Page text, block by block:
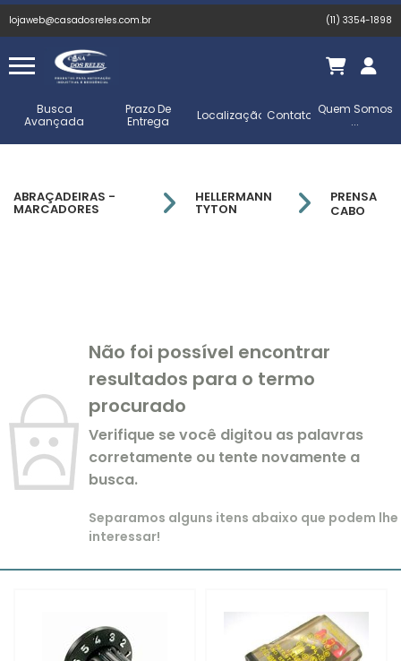
lojaweb@casadosreles.com.br (11) 3354-1898
Busca
Avançada
Prazo De
Entrega
Localização Contato Quem Somos
...
ABRAÇADEIRAS -
MARCADORES
HELLERMANN
TYTON
PRENSA
CABO
Não foi possível encontrar
resultados para o termo
procurado
Verifique se você digitou as palavras
corretamente ou tente novamente a
busca.
Separamos alguns itens abaixo que podem lhe
interessar!